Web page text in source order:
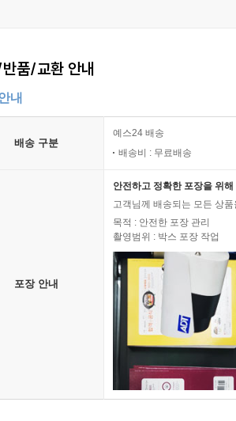
품/교환 안내
내
배송 구분
예스24 배송
배송비 : 무료배송
포장 안내
안전하고 정확한 포장을 위
고객님께 배송되는 모든 상
목적 : 안전한 포장 관리
촬영범위 : 박스 포장 작업